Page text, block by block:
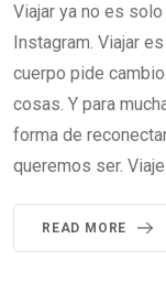
Viajar ya no es
Instagram. Viajar
cuerpo pide
cosas. Y para
forma de
queremos ser.
READ MORE